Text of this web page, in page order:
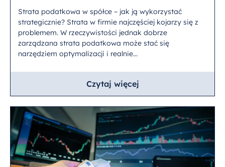
Strata podatkowa w spółce – jak ją wykorzystać
strategicznie? Strata w firmie najczęściej kojarzy się z
problemem. W rzeczywistości jednak dobrze
zarządzana strata podatkowa może stać się
narzędziem optymalizacji i realnie...
Czytaj więcej